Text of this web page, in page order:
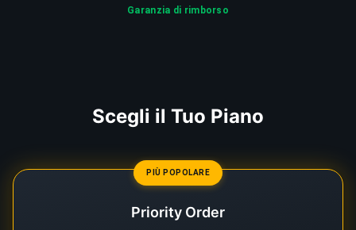
Garanzia di rimborso
Scegli il Tuo Piano
PIÙ POPOLARE
Priority Order